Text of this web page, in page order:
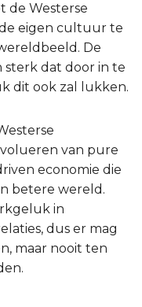
de Westerse
eigen cultuur te
De
sterk dat door in te
dit ook zal lukken.
van pure
economie die
betere wereld.
in
dus er mag
maar nooit ten